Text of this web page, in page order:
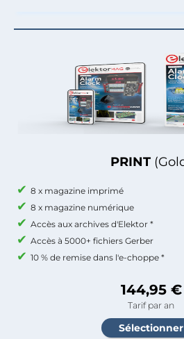
PRINT
8 x magazine imprimé
8 x magazine numérique
Accès aux archives d'Elektor *
Accès à 5000+ fichiers Gerber
10 % de remise dans l'e-choppe *
144,95 €
Tarif par an